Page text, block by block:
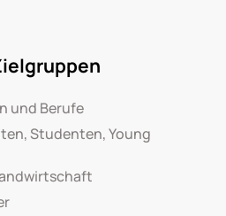
und Berufe
Studenten, Young